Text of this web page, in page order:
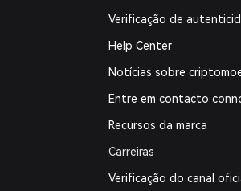
Verificação de
Help Center
Notícias sobre
Entre em contacto
Recursos da marca
Carreiras
Verificação do canal